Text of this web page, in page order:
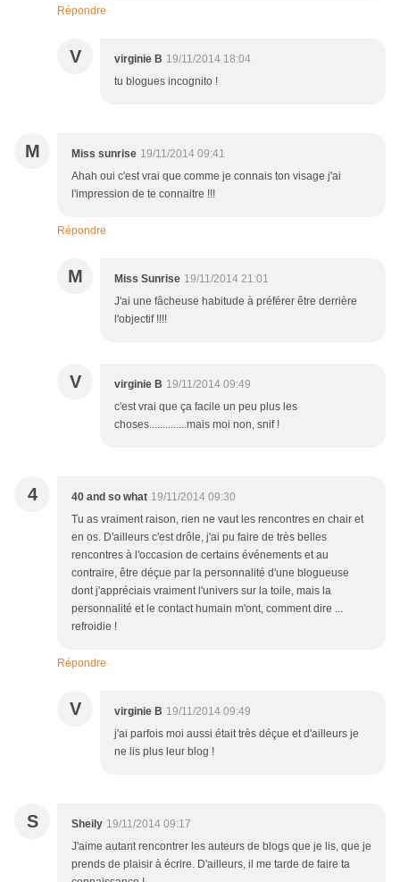
Répondre
V virginie B 19/11/2014 18:04
tu blogues incognito !
M Miss sunrise 19/11/2014 09:41
Ahah oui c'est vrai que comme je connais ton visage j'ai
l'impression de te connaitre !!!
Répondre
M Miss Sunrise 19/11/2014 21:01
J'ai une fâcheuse habitude à préférer être derrière
l'objectif !!!!
V virginie B 19/11/2014 09:49
c'est vrai que ça facile un peu plus les
choses..............mais moi non, snif !
4 40 and so what 19/11/2014 09:30
Tu as vraiment raison, rien ne vaut les rencontres en chair et
en os. D'ailleurs c'est drôle, j'ai pu faire de très belles
rencontres à l'occasion de certains événements et au
contraire, être déçue par la personnalité d'une blogueuse
dont j'appréciais vraiment l'univers sur la toile, mais la
personnalité et le contact humain m'ont, comment dire ...
refroidie !
Répondre
V virginie B 19/11/2014 09:49
j'ai parfois moi aussi était très déçue et d'ailleurs je
ne lis plus leur blog !
S Sheily 19/11/2014 09:17
J'aime autant rencontrer les auteurs de blogs que je lis, que je
prends de plaisir à écrire. D'ailleurs, il me tarde de faire ta